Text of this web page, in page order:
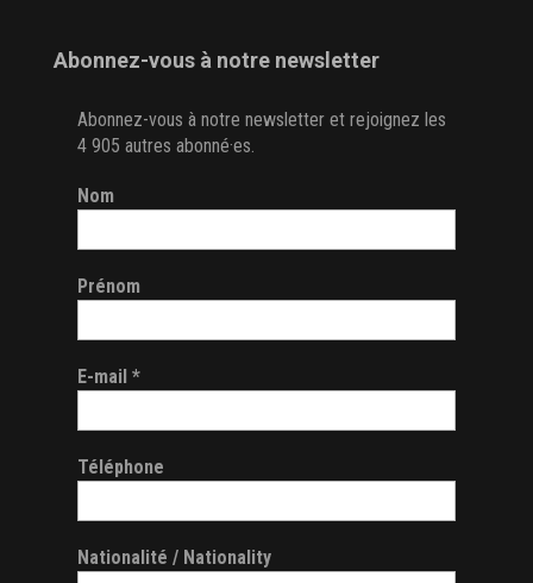
Abonnez-vous à notre newsletter
Abonnez-vous à notre newsletter et rejoignez les
4 905 autres abonné·es.
Nom
Prénom
E-mail *
Téléphone
Nationalité / Nationality